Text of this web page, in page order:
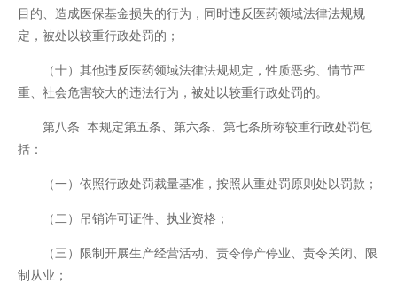
目的、造成医保基金损失的行为，同时违反医药领域法律法规规
定，被处以较重行政处罚的；
（十）其他违反医药领域法律法规规定，性质恶劣、情节严
重、社会危害较大的违法行为，被处以较重行政处罚的。
第八条 本规定第五条、第六条、第七条所称较重行政处罚包
括：
（一）依照行政处罚裁量基准，按照从重处罚原则处以罚款；
（二）吊销许可证件、执业资格；
（三）限制开展生产经营活动、责令停产停业、责令关闭、限
制从业；